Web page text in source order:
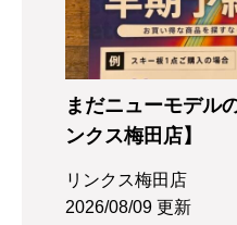
まだニューモデル
ンクス梅田店】
リンクス梅田店
2026/08/09 更新